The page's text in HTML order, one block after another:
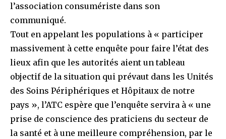
l’association consumériste dans son
communiqué.
Tout en appelant les populations à « participer
massivement à cette enquête pour faire l’état des
lieux afin que les autorités aient un tableau
objectif de la situation qui prévaut dans les Unités
des Soins Périphériques et Hôpitaux de notre
pays », l’ATC espère que l’enquête servira à « une
prise de conscience des praticiens du secteur de
la santé et à une meilleure compréhension, par le